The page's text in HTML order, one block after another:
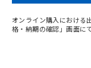
オンライン購入における
格・納期の確認」画面に